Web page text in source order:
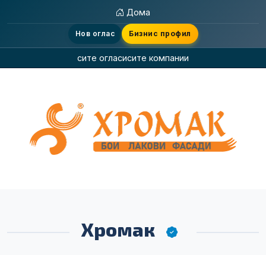
Дома
Нов оглас Бизнис профил
сите огласисите компании
Хромак